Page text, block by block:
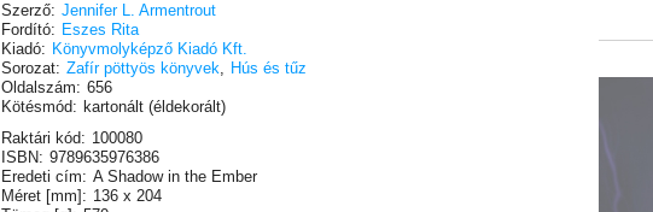
Szerző: Jennifer L. Armentrout
Fordító: Eszes Rita
Kiadó: Könyvmolyképző Kiadó Kft.
Sorozat: Zafír pöttyös könyvek, Hús és tűz
Oldalszám: 656
Kötésmód: kartonált (éldekorált)
Raktári kód: 100080
ISBN: 9789635976386
Eredeti cím: A Shadow in the Ember
Méret [mm]: 136 x 204